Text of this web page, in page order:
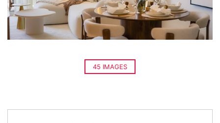
45 IMAGES